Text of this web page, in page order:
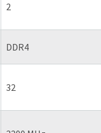
2
DDR4
32